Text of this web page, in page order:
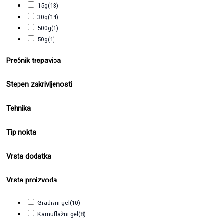
15g(13)
30g(14)
500g(1)
50g(1)
Prečnik trepavica
Stepen zakrivljenosti
Tehnika
Tip nokta
Vrsta dodatka
Vrsta proizvoda
Gradivni gel (10)
Kamuflažni gel (8)